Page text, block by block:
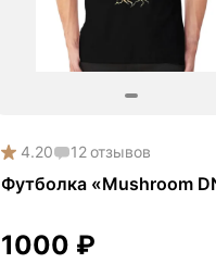
4.20 12отзывов
Футболка «Mushroom
1000 ₽